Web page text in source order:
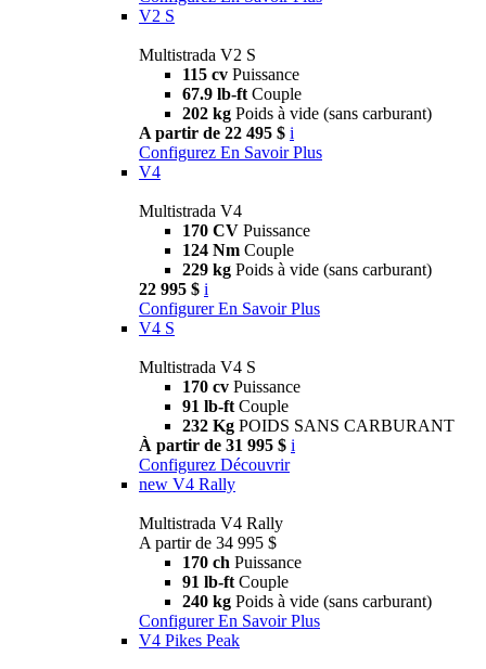
V2 S
Multistrada V2 S
115 cv Puissance
67.9 lb-ft Couple
202 kg Poids à vide (sans carburant)
A partir de 22 495 $ i
Configurez En Savoir Plus
V4
Multistrada V4
170 CV Puissance
124 Nm Couple
229 kg Poids à vide (sans carburant)
22 995 $ i
Configurer En Savoir Plus
V4 S
Multistrada V4 S
170 cv Puissance
91 lb-ft Couple
232 Kg POIDS SANS CARBURANT
À partir de 31 995 $ i
Configurez Découvrir
new V4 Rally
Multistrada V4 Rally
A partir de 34 995 $
170 ch Puissance
91 lb-ft Couple
240 kg Poids à vide (sans carburant)
Configurer En Savoir Plus
V4 Pikes Peak